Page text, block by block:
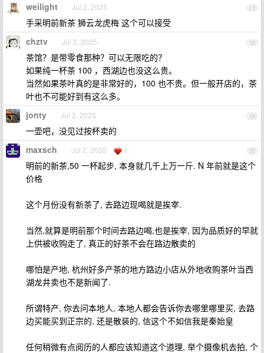
17
weilight Jul 2, 2025
手采明前新茶 狮云龙虎梅 这个可以接受
18
chztv Jul 2, 2025
茶馆？是带零食那种？可以无限吃的？
如果纯一杯茶 100 ，西湖边也没这么贵。
当然如果茶叶真的是非常好的，100 也不贵。但一般开店的，茶
叶也不可能好到有这么多。
19
jonty Jul 2, 2025
一壶吧，没见过按杯卖的
20
maxsch Jul 2, 2025 1
明前的新茶,50 一杯起步, 本身就几千上万一斤. N 年前就是这个
价格
这个月份没有新茶了, 去路边现喝就是挨宰.
当然,就算是明前那个时间去路边喝,也是挨宰, 因为品质好的早就
上供被收购走了, 真正的好茶不会在路边散卖的
哪怕是产地, 杭州好多产茶的地方路边小店从外地收购茶叶当西
湖龙井卖也不是新闻了.
所谓特产, 你去问本地人, 本地人都会告诉你去哪里哪里买, 去路
边买能买到正宗的, 还是散装的, 信这个不如信我是秦始皇
任何稍微有点阅历的人都应该知道这个道理, 举个摄像机去拍, 个